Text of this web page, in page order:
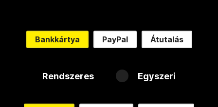
Bankkártya PayPal Átutalás
Rendszeres Egyszeri